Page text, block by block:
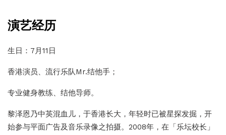
演艺经历
生日：7月11日
香港演员、流行乐队Mr.结他手；
专业健身教练、结他导师。
黎泽恩乃中英混血儿，于香港长大，年轻时已被星探发掘，开
始参与平面广告及音乐录像之拍摄。2008年，在「乐坛校长」